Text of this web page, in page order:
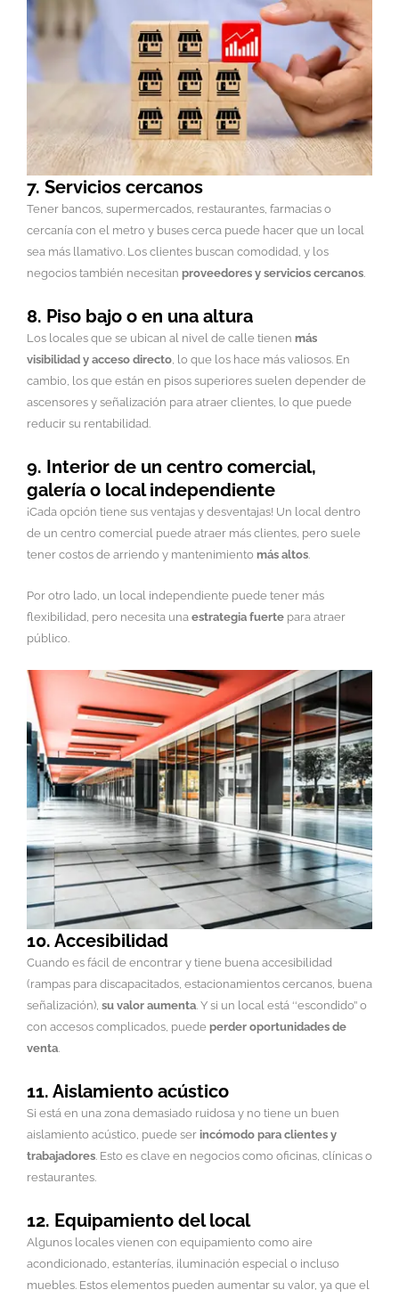
7. Servicios cercanos
Tener bancos, supermercados, restaurantes, farmacias o
cercanía con el metro y buses cerca puede hacer que un local
sea más llamativo. Los clientes buscan comodidad, y los
negocios también necesitan proveedores y servicios cercanos.
8. Piso bajo o en una altura
Los locales que se ubican al nivel de calle tienen más
visibilidad y acceso directo , lo que los hace más valiosos. En
cambio, los que están en pisos superiores suelen depender de
ascensores y señalización para atraer clientes, lo que puede
reducir su rentabilidad.
9. Interior de un centro comercial,
galería o local independiente
¡Cada opción tiene sus ventajas y desventajas! Un local dentro
de un centro comercial puede atraer más clientes, pero suele
tener costos de arriendo y mantenimiento más altos
Por otro lado, un local independiente puede tener más
flexibilidad, pero necesita una estrategia fuerte para atraer
público.
10. Accesibilidad
Cuando es fácil de encontrar y tiene buena accesibilidad
(rampas para discapacitados, estacionamientos cercanos, buena
señalización), su valor aumenta. Y si un local está ‘‘escondido’’ o
con accesos complicados, puede perder oportunidades de
venta.
11. Aislamiento acústico
Si está en una zona demasiado ruidosa y no tiene un buen
aislamiento acústico, puede ser incómodo para clientes y
trabajadores . Esto es clave en negocios como oficinas, clínicas o
restaurantes.
12. Equipamiento del local
Algunos locales vienen con equipamiento como aire
acondicionado, estanterías, iluminación especial o incluso
muebles. Estos elementos pueden aumentar su valor, ya que el